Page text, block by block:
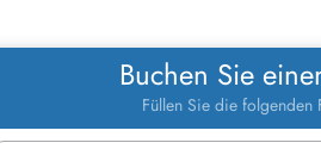
Buchen Sie
Füllen Sie die folgenden